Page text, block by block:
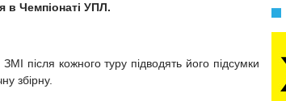
в Чемпіонаті УПЛ.
після кожного туру підводять його підсумки
збірну.